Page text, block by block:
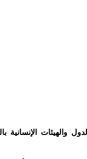
والهيئات الإنسانية